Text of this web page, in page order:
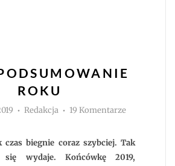
ROKU
Autor
Redakcja 19 Komentarzedo
biegnie coraz szybciej. Tak
się wydaje. Końcówkę 2019,